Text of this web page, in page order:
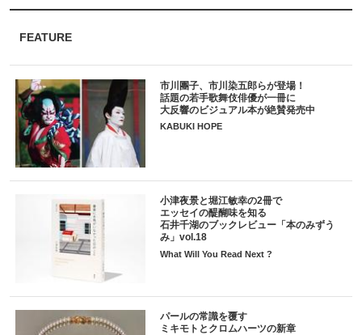
FEATURE
市川團子、市川染五郎らが登場！
話題の若手歌舞伎俳優が一冊に
大反響のビジュアル本が絶賛発売中
KABUKI HOPE
小津夜景と堀江敏幸の2冊で
エッセイの醍醐味を知る
石井千湖のブックレビュー「本のみずう
み」vol.18
What Will You Read Next ?
パールの常識を覆す
ミキモトとクロムハーツの新章